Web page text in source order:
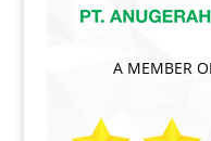
A MEMBER